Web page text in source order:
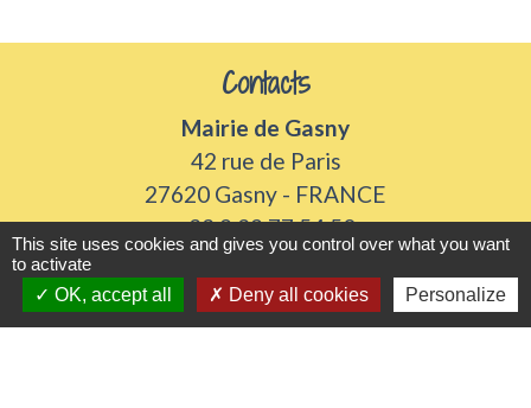
Contacts
Mairie de Gasny
42 rue de Paris
27620 Gasny - FRANCE
+33 2 32 77 54 50
Horaires d'ouverture
This site uses cookies and gives you control over what you want
to activate
OK, accept all
Deny all cookies Personalize